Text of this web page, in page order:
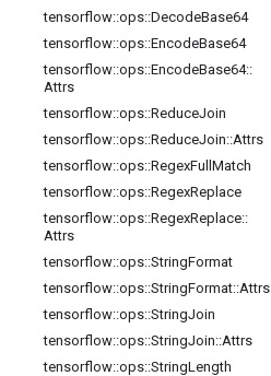
tensorflow::ops::DecodeBase64
tensorflow::ops::EncodeBase64
tensorflow::ops::EncodeBase64::
Attrs
tensorflow::ops::ReduceJoin
tensorflow::ops::ReduceJoin::Attrs
tensorflow::ops::RegexFull Match
tensorflow::ops::RegexReplace
tensorflow::ops::RegexReplace::
Attrs
tensorflow::ops::StringFormat
tensorflow::ops::StringFormat::Attrs
tensorflow::ops::StringJoin
tensorflow::ops::StringJoin::Attrs
tensorflow::ops::StringLength